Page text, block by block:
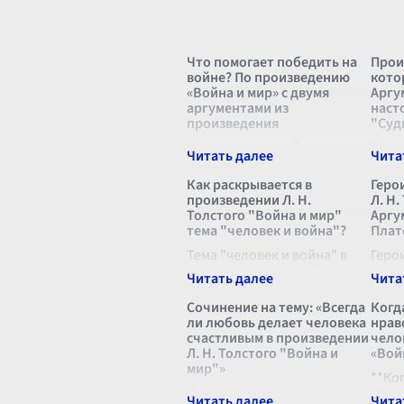
Что помогает победить на
войне? По произведению
«Война и мир» с двумя
аргументами из
произведения
Что помогает победить на
войне? Этот вопрос,
находящийся в центре
внимания произведения
Льва Николаевича Толстого
«Война и мир»,
разрабатывается автором
через сложное сплетение
суд
Как раскрывается в
произведении Л. Н.
Толстого "Война и мир"
тема "человек и война"?
Тема "человек и война" в
произведении Л. Н. Толстого
"Война и мир" занимает
центральное место и
многогранно раскрывается
через судьбы, мысли и
действия многочисленных
персонажей. Т ...
Л. Н.
но и
Сочинение на тему: «Всегда
ли любовь делает человека
счастливым в произведении
Л. Н. Толстого "Война и
мир"»
Любовь — сложное и